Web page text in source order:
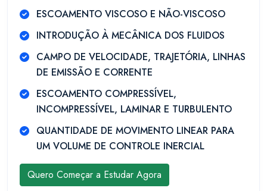
ESCOAMENTO VISCOSO E NÃO-VISCOSO
INTRODUÇÃO À MECÂNICA DOS FLUIDOS
CAMPO DE VELOCIDADE, TRAJETÓRIA, LINHAS
DE EMISSÃO E CORRENTE
ESCOAMENTO COMPRESSÍVEL,
INCOMPRESSÍVEL, LAMINAR E TURBULENTO
QUANTIDADE DE MOVIMENTO LINEAR PARA
UM VOLUME DE CONTROLE INERCIAL
Quero Começar a Estudar Agora